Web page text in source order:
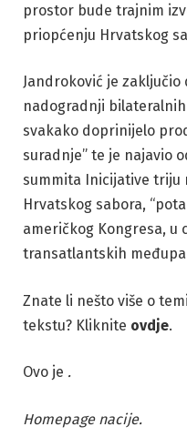
prostor bude trajnim
priopćenju Hrvatskog
Jandroković je zaključio
nadogradnji
svakako doprinijelo
suradnje” te je najavio
summita Inicijative triju
Hrvatskog sabora,
američkog Kongresa, u
transatlantskih
Znate li nešto više o
tekstu? Kliknite ovdje.
Ovo je .
Homepage nacije.